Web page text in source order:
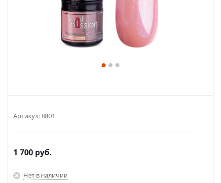
Артикул:8801
1 700 руб.
Нет в наличии